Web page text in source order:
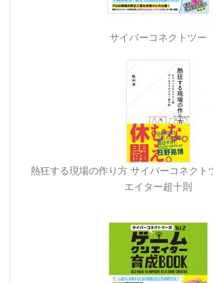
サイバーコネクトツー
熱狂する現場の作り方 サイバーコネクト
エイター超十則